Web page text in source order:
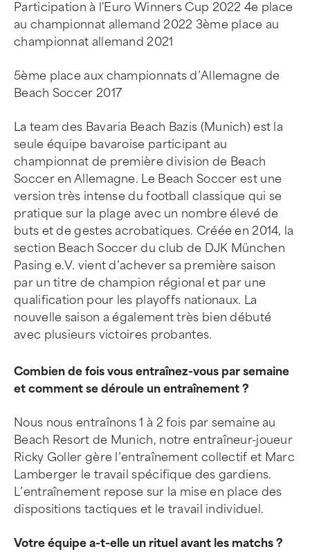
Participation à l'Euro Winners Cup 2022 4e place
au championnat allemand 2022 3ème place au
championnat allemand 2021
5ème place aux championnats d’Allemagne de
Beach Soccer 2017
La team des Bavaria Beach Bazis (Munich) est la
seule équipe bavaroise participant au
championnat de première division de Beach
Soccer en Allemagne. Le Beach Soccer est une
version très intense du football classique qui se
pratique sur la plage avec un nombre élevé de
buts et de gestes acrobatiques. Créée en 2014, la
section Beach Soccer du club de DJK München
Pasing e.V. vient d’achever sa première saison
par un titre de champion régional et par une
qualification pour les playoffs nationaux. La
nouvelle saison a également très bien débuté
avec plusieurs victoires probantes.
Combien de fois vous entraînez-vous par semaine
et comment se déroule un entraînement ?
Nous nous entraînons 1 à 2 fois par semaine au
Beach Resort de Munich, notre entraîneur-joueur
Ricky Goller gère l’entraînement collectif et Marc
Lamberger le travail spécifique des gardiens.
L’entraînement repose sur la mise en place des
dispositions tactiques et le travail individuel.
Votre équipe a-t-elle un rituel avant les matchs ?